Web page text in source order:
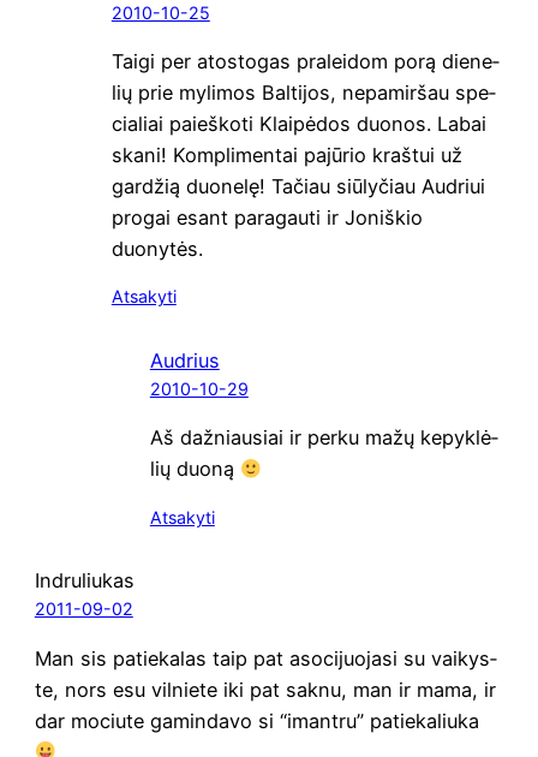
2010-10-25
Tai­gi per ato­sto­gas pra­lei­dom porą die­ne­
lių prie myli­mos Bal­ti­jos, nepa­mir­šau spe­
cia­liai paieš­ko­ti Klai­pė­dos duo­nos. Labai
ska­ni! Komp­li­men­tai pajū­rio kraš­tui už
gar­džią duo­ne­lę! Tačiau siū­ly­čiau Aud­riui
pro­gai esant para­gau­ti ir Joniš­kio
duonytės.
Atsakyti
Audrius
2010-10-29
Aš daž­niau­siai ir per­ku mažų kepyk­lė­
lių duoną
Atsakyti
Indruliukas
2011-09-02
Man sis patie­ka­las taip pat aso­ci­juo­ja­si su vai­kys­
te, nors esu vil­nie­te iki pat sak­nu, man ir mama, ir
dar mociu­te gamin­da­vo si “imant­ru” patiekaliuka